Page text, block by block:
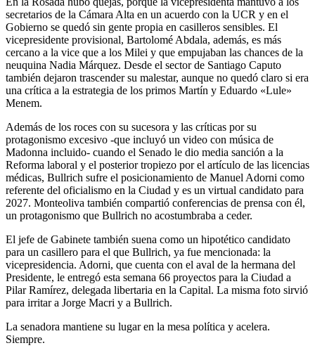
secretarios de la Cámara Alta en un acuerdo con la UCR y en el
Gobierno se quedó sin gente propia en casilleros sensibles. El
vicepresidente provisional, Bartolomé Abdala, además, es más
cercano a la vice que a los Milei y que empujaban las chances de la
neuquina Nadia Márquez. Desde el sector de Santiago Caputo
también dejaron trascender su malestar, aunque no quedó claro si era
una crítica a la estrategia de los primos Martín y Eduardo «Lule»
Menem.
Además de los roces con su sucesora y las críticas por su
protagonismo excesivo -que incluyó un video con música de
Madonna incluido- cuando el Senado le dio media sanción a la
Reforma laboral y el posterior tropiezo por el artículo de las licencias
médicas, Bullrich sufre el posicionamiento de Manuel Adorni como
referente del oficialismo en la Ciudad y es un virtual candidato para
2027. Monteoliva también compartió conferencias de prensa con él,
un protagonismo que Bullrich no acostumbraba a ceder.
El jefe de Gabinete también suena como un hipotético candidato
para un casillero para el que Bullrich, ya fue mencionada: la
vicepresidencia. Adorni, que cuenta con el aval de la hermana del
Presidente, le entregó esta semana 66 proyectos para la Ciudad a
Pilar Ramírez, delegada libertaria en la Capital. La misma foto sirvió
para irritar a Jorge Macri y a Bullrich.
La senadora mantiene su lugar en la mesa política y acelera.
Siempre.